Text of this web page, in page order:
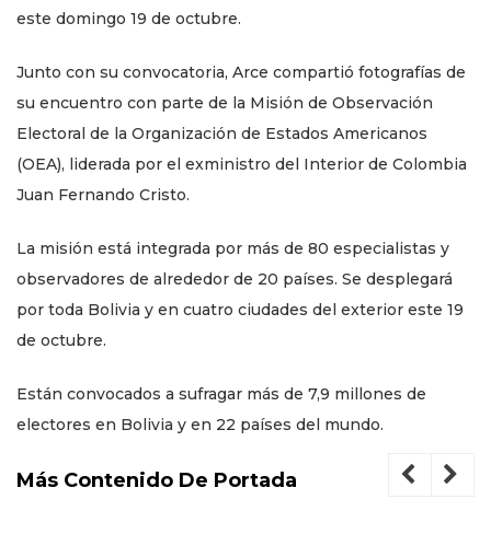
este domingo 19 de octubre.
Junto con su convocatoria, Arce compartió fotografías de
su encuentro con parte de la Misión de Observación
Electoral de la Organización de Estados Americanos
(OEA), liderada por el exministro del Interior de Colombia
Juan Fernando Cristo.
La misión está integrada por más de 80 especialistas y
observadores de alrededor de 20 países. Se desplegará
por toda Bolivia y en cuatro ciudades del exterior este 19
de octubre.
Están convocados a sufragar más de 7,9 millones de
electores en Bolivia y en 22 países del mundo.
Más Contenido De Portada